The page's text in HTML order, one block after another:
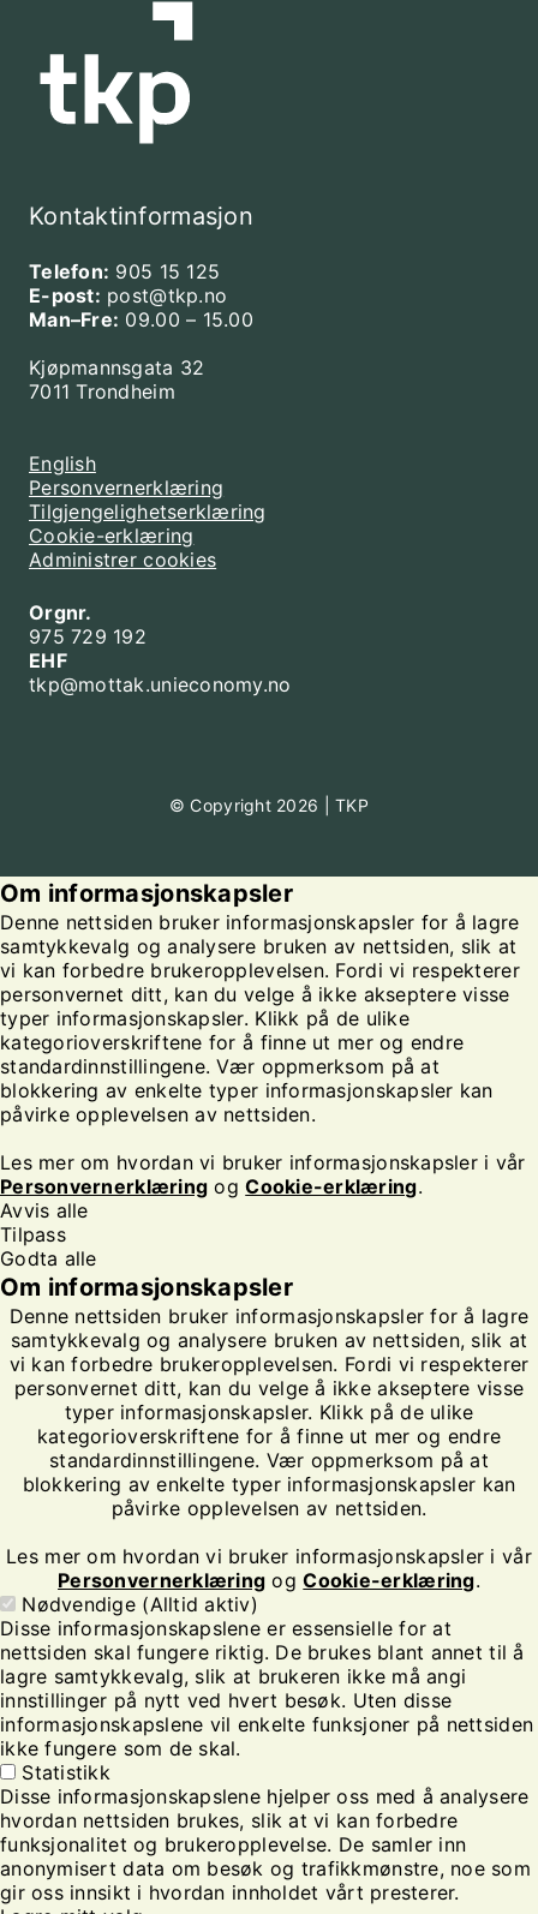
Kontaktinformasjon
Telefon: 905 15 125
E-post: post@tkp.no
Man–Fre: 09.00 – 15.00
Kjøpmannsgata 32
7011 Trondheim
English
Personvernerklæring
Tilgjengelighetserklæring
Cookie-erklæring
Administrer cookies
Orgnr.
975 729 192
EHF
tkp@mottak.unieconomy.no
© Copyright 2026 | TKP
Om informasjonskapsler
Denne nettsiden bruker informasjonskapsler for å lagre
samtykkevalg og analysere bruken av nettsiden, slik at
vi kan forbedre brukeropplevelsen. Fordi vi respekterer
personvernet ditt, kan du velge å ikke akseptere visse
typer informasjonskapsler. Klikk på de ulike
kategorioverskriftene for å finne ut mer og endre
standardinnstillingene. Vær oppmerksom på at
blokkering av enkelte typer informasjonskapsler kan
påvirke opplevelsen av nettsiden.
Les mer om hvordan vi bruker informasjonskapsler i vår
Personvernerklæring ogCookie-erklæring.
Avvis alle
Tilpass
Godta alle
Om informasjonskapsler
Denne nettsiden bruker informasjonskapsler for å lagre
samtykkevalg og analysere bruken av nettsiden, slik at
vi kan forbedre brukeropplevelsen. Fordi vi respekterer
personvernet ditt, kan du velge å ikke akseptere visse
typer informasjonskapsler. Klikk på de ulike
kategorioverskriftene for å finne ut mer og endre
standardinnstillingene. Vær oppmerksom på at
blokkering av enkelte typer informasjonskapsler kan
påvirke opplevelsen av nettsiden.
Les mer om hvordan vi bruker informasjonskapsler i vår
Personvernerklæring ogCookie-erklæring.
Nødvendige (Alltid aktiv)
Disse informasjonskapslene er essensielle for at
nettsiden skal fungere riktig. De brukes blant annet til å
lagre samtykkevalg, slik at brukeren ikke må angi
innstillinger på nytt ved hvert besøk. Uten disse
informasjonskapslene vil enkelte funksjoner på nettsiden
ikke fungere som de skal.
Statistikk
Disse informasjonskapslene hjelper oss med å analysere
hvordan nettsiden brukes, slik at vi kan forbedre
funksjonalitet og brukeropplevelse. De samler inn
anonymisert data om besøk og trafikkmønstre, noe som
gir oss innsikt i hvordan innholdet vårt presterer.